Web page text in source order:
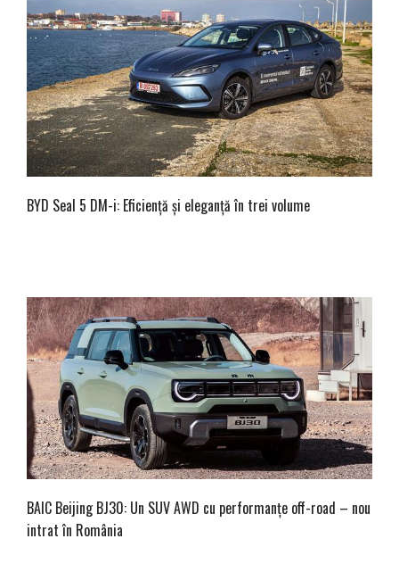
BYD Seal 5 DM-i: Eficiență și eleganță în trei volume
BAIC Beijing BJ30: Un SUV AWD cu performanțe off-road – nou
intrat în România